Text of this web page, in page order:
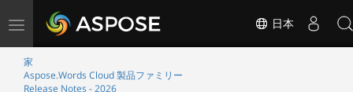
ナ
ゲ
ー
日本
家
Aspose.Words Cloud 製品ファミリー
Release Notes - 2026